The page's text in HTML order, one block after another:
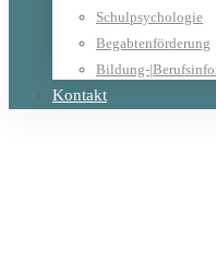
Schulpsychologie
Begabtenförderung
Bildung-
Kontakt